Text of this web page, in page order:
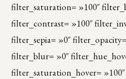
filter_saturation= »100″
filter_contrast= »100″
filter_sepia= »0″
filter_blur= »0″
filter_saturation_hover= »100″